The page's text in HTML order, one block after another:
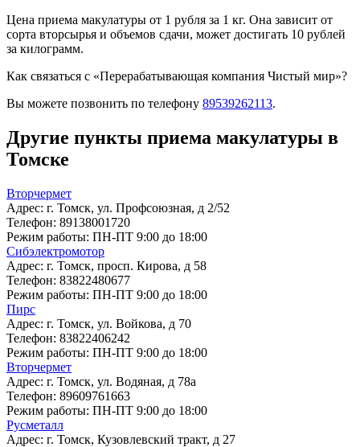
Цена приема макулатуры от 1 рубля за 1 кг. Она зависит от
сорта вторсырья и объемов сдачи, может достигать 10 рублей
за килограмм.
Как связаться с «Перерабатывающая компания Чистый мир»?
Вы можете позвонить по телефону 89539262113.
Другие пункты приема макулатуры в
Томске
Вторчермет
Адрес: г. Томск, ул. Профсоюзная, д 2/52
Телефон: 89138001720
Режим работы: ПН-ПТ 9:00 до 18:00
Сибэлектромотор
Адрес: г. Томск, просп. Кирова, д 58
Телефон: 83822480677
Режим работы: ПН-ПТ 9:00 до 18:00
Пирс
Адрес: г. Томск, ул. Войкова, д 70
Телефон: 83822406242
Режим работы: ПН-ПТ 9:00 до 18:00
Вторчермет
Адрес: г. Томск, ул. Водяная, д 78а
Телефон: 89609761663
Режим работы: ПН-ПТ 9:00 до 18:00
Русметалл
Адрес: г. Томск, Кузовлевский тракт, д 27